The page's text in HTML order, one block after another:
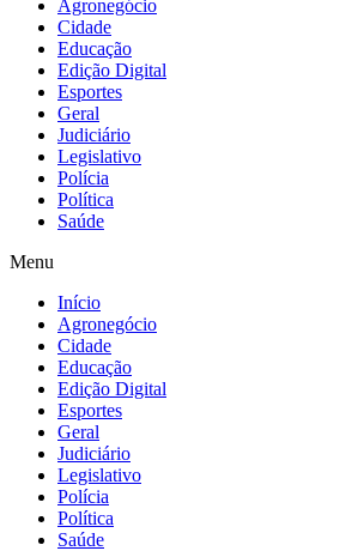
Agronegócio
Cidade
Educação
Edição Digital
Esportes
Geral
Judiciário
Legislativo
Polícia
Política
Saúde
Menu
Início
Agronegócio
Cidade
Educação
Edição Digital
Esportes
Geral
Judiciário
Legislativo
Polícia
Política
Saúde